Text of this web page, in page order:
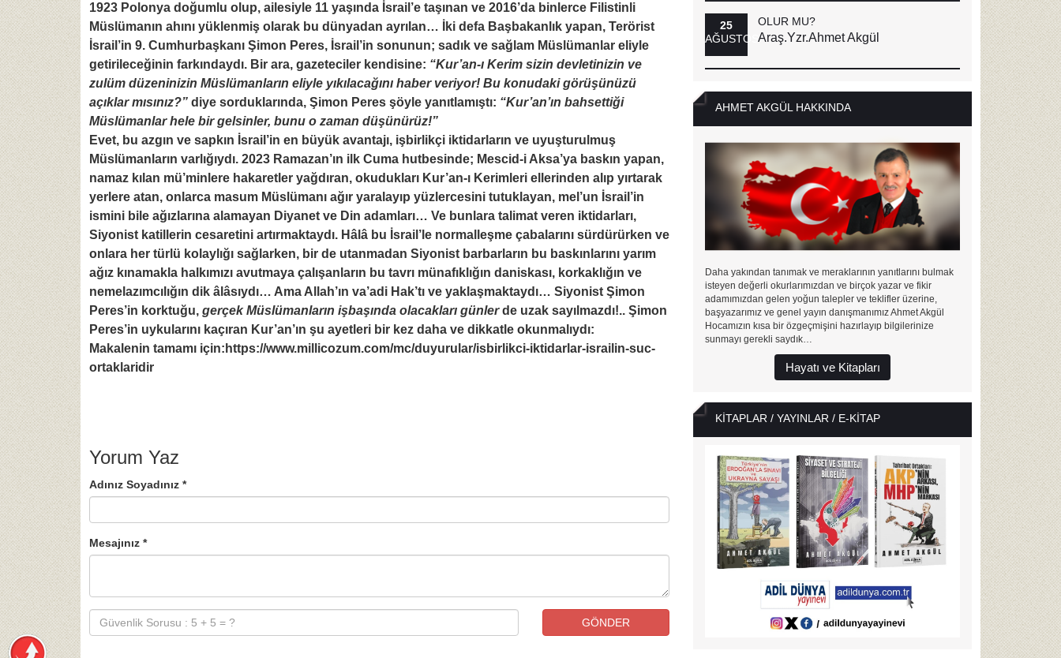
1923 Polonya doğumlu olup, ailesiyle 11 yaşında İsrail’e taşınan ve 2016’da binlerce Filistinli
Müslümanın ahını yüklenmiş olarak bu dünyadan ayrılan… İki defa Başbakanlık yapan, Terörist
İsrail’in 9. Cumhurbaşkanı Şimon Peres, İsrail’in sonunun; sadık ve sağlam Müslümanlar eliyle
getirileceğinin farkındaydı. Bir ara, gazeteciler kendisine: “Kur’an-ı Kerim sizin devletinizin ve
zulüm düzeninizin Müslümanların eliyle yıkılacağını haber veriyor! Bu konudaki görüşünüzü
açıklar mısınız?” diye sorduklarında, Şimon Peres şöyle yanıtlamıştı: “Kur’an’ın bahsettiği
Müslümanlar hele bir gelsinler, bunu o zaman düşünürüz!”
Evet, bu azgın ve sapkın İsrail’in en büyük avantajı, işbirlikçi iktidarların ve uyuşturulmuş
Müslümanların varlığıydı. 2023 Ramazan’ın ilk Cuma hutbesinde; Mescid-i Aksa’ya baskın yapan,
namaz kılan mü’minlere hakaretler yağdıran, okudukları Kur’an-ı Kerimleri ellerinden alıp yırtarak
yerlere atan, onlarca masum Müslümanı ağır yaralayıp yüzlercesini tutuklayan, mel’un İsrail’in
ismini bile ağızlarına alamayan Diyanet ve Din adamları… Ve bunlara talimat veren iktidarları,
Siyonist katillerin cesaretini artırmaktaydı. Hâlâ bu İsrail’le normalleşme çabalarını sürdürürken ve
onlara her türlü kolaylığı sağlarken, bir de utanmadan Siyonist barbarların bu baskınlarını yarım
ağız kınamakla halkımızı avutmaya çalışanların bu tavrı münafıklığın daniskası, korkaklığın ve
nemelazımcılığın dik âlâsıydı… Ama Allah’ın va’adi Hak’tı ve yaklaşmaktaydı… Siyonist Şimon
Peres’in korktuğu, gerçek Müslümanların işbaşında olacakları günlerde uzak sayılmazdı!.. Şimon
Peres’in uykularını kaçıran Kur’an’ın şu ayetleri bir kez daha ve dikkatle okunmalıydı:
Makalenin tamamı için: https://www.millicozum.com/mc/duyurular/isbirlikci-iktidarlar-israilin-suc-
ortaklaridir
Yorum Yaz
Adınız Soyadınız *
Mesajınız *
GÖNDER
25
AĞUSTOS
OLUR MU?
Araş.Yzr.Ahmet Akgül
AHMET AKGÜL HAKKINDA
Daha yakından tanımak ve meraklarının yanıtlarını bulmak
isteyen değerli okurlarımızdan ve birçok yazar ve fikir
adamımızdan gelen yoğun talepler ve teklifler üzerine,
başyazarımız ve genel yayın danışmanımız Ahmet Akgül
Hocamızın kısa bir özgeçmişini hazırlayıp bilgilerinize
sunmayı gerekli saydık…
Hayatı ve Kitapları
KİTAPLAR / YAYINLAR / E-KİTAP